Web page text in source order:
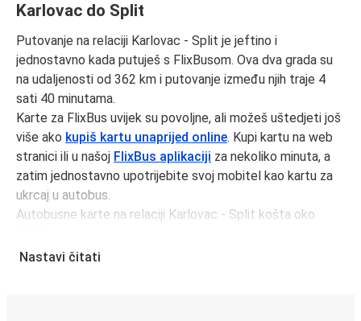
Karlovac do Split
Putovanje na relaciji Karlovac - Split je jeftino i
jednostavno kada putuješ s FlixBusom. Ova dva grada su
na udaljenosti od 362 km i putovanje između njih traje 4
sati 40 minutama.
Karte za FlixBus uvijek su povoljne, ali možeš uštedjeti još
više ako kupiš kartu unaprijed online. Kupi kartu na web
stranici ili u našoj FlixBus aplikaciji za nekoliko minuta, a
zatim jednostavno upotrijebite svoj mobitel kao kartu za
ukrcaj u autobus.
Autobusne karte na relaciji Karlovac - Split košta oko
od 27,48 € ako rezerviraš unaprijed i/ili izvan prometnog
Nastavi čitati